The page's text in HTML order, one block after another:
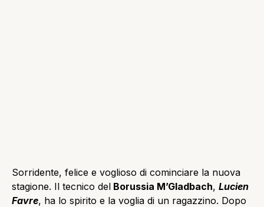
Sorridente, felice e voglioso di cominciare la nuova
stagione. Il tecnico del Borussia M’Gladbach, Lucien
Favre, ha lo spirito e la voglia di un ragazzino. Dopo